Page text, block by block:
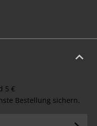
5 €
Bestellung sichern.